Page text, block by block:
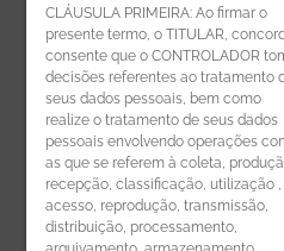
CLÁUSULA PRIMEIRA: Ao firmar o
presente termo, o TITULAR,
consente que o CONTROLADOR
decisões referentes ao tratamento
seus dados pessoais, bem como
realize o tratamento de seus dados
pessoais envolvendo operações
as que se referem à coleta,
recepção, classificação, utilização ,
acesso, reprodução, transmissão,
distribuição, processamento,
Código de Ética
Receba